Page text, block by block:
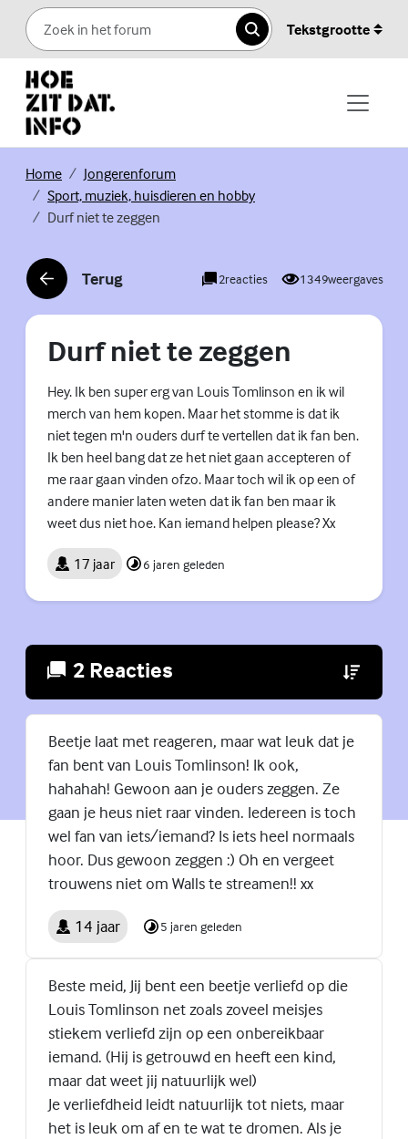
Skip to content
Zoeken
Tekstgrootte
Home(Externe link)
Jongerenforum(Externe link)
Sport, muziek, huisdieren en hobby(Externe link)
Durf niet te zeggen
Terug
(Externe link) 2reacties 1349weergaves
Durf niet te zeggen
Hey. Ik ben super erg van Louis Tomlinson en ik wil
merch van hem kopen. Maar het stomme is dat ik
niet tegen m'n ouders durf te vertellen dat ik fan ben.
Ik ben heel bang dat ze het niet gaan accepteren of
me raar gaan vinden ofzo. Maar toch wil ik op een of
andere manier laten weten dat ik fan ben maar ik
weet dus niet hoe. Kan iemand helpen please? Xx
17 jaar 6 jaren geleden
2 Reacties (Externe
Beetje laat met reageren, maar wat leuk dat je
fan bent van Louis Tomlinson! Ik ook,
hahahah! Gewoon aan je ouders zeggen. Ze
gaan je heus niet raar vinden. Iedereen is toch
wel fan van iets/iemand? Is iets heel normaals
hoor. Dus gewoon zeggen :) Oh en vergeet
trouwens niet om Walls te streamen!! xx
14 jaar 5 jaren geleden
Beste meid, Jij bent een beetje verliefd op die
Louis Tomlinson net zoals zoveel meisjes
stiekem verliefd zijn op een onbereikbaar
iemand. (Hij is getrouwd en heeft een kind,
maar dat weet jij natuurlijk wel)
Je verliefdheid leidt natuurlijk tot niets, maar
het is leuk om af en te wat te dromen. Als je